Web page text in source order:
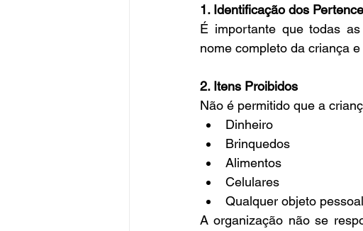
1. Identificação dos
É importante que todas
nome completo da criança
2. Itens Proibidos
Não é permitido que a
Dinheiro
Brinquedos
Alimentos
Celulares
Qualquer objeto
A organização não se